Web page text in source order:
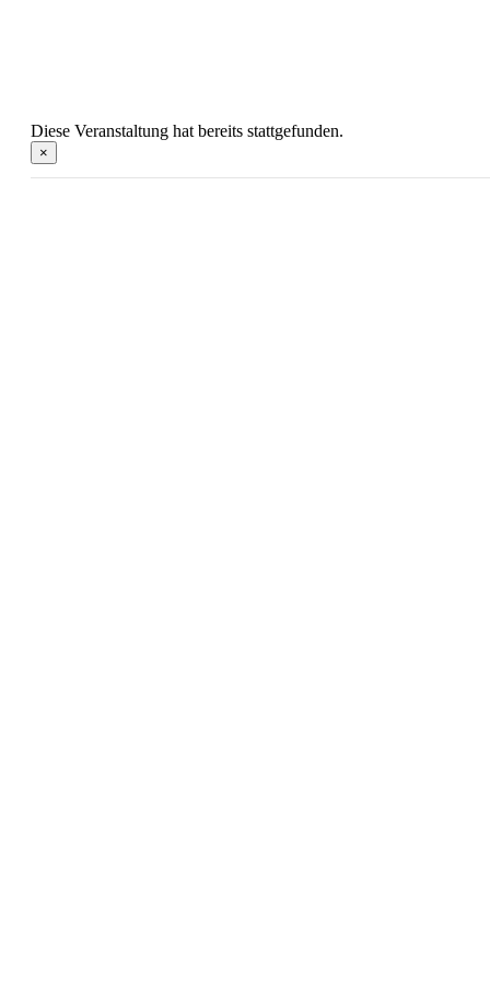
Diese Veranstaltung hat bereits stattgefunden.
×